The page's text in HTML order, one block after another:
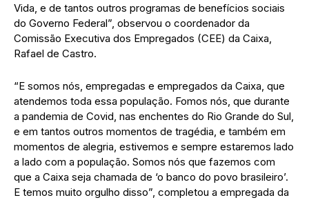
Vida, e de tantos outros programas de benefícios sociais
do Governo Federal”, observou o coordenador da
Comissão Executiva dos Empregados (CEE) da Caixa,
Rafael de Castro.
“E somos nós, empregadas e empregados da Caixa, que
atendemos toda essa população. Fomos nós, que durante
a pandemia de Covid, nas enchentes do Rio Grande do Sul,
e em tantos outros momentos de tragédia, e também em
momentos de alegria, estivemos e sempre estaremos lado
a lado com a população. Somos nós que fazemos com
que a Caixa seja chamada de ‘o banco do povo brasileiro’.
E temos muito orgulho disso”, completou a empregada da